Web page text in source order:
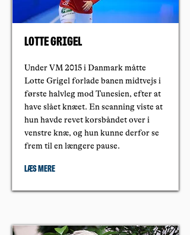
Lotte Grigel
Under VM 2015 i Danmark måtte
Lotte Grigel forlade banen midtvejs i
første halvleg mod Tunesien, efter at
have slået knæet. En scanning viste at
hun havde revet korsbåndet over i
venstre knæ, og hun kunne derfor se
frem til en længere pause.
Læs mere